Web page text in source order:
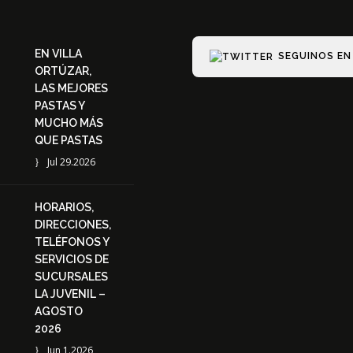
EN VILLA
ORTÚZAR,
LAS MEJORES
PASTAS Y
MUCHO MÁS
QUE PASTAS
Jul 29.2026
HORARIOS,
DIRECCIONES,
TELÉFONOS Y
SERVICIOS DE
SUCURSALES
LA JUVENIL –
AGOSTO
2026
Jun 1.2026
SEGUINOS